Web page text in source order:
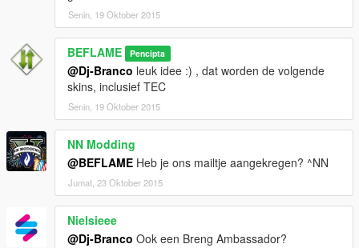
Senin, 19 Oktober 2015
BEFLAME Pencipta
@Dj-Branco leuk idee :) , dat worden de volgende
skins, inclusief TEC
Senin, 19 Oktober 2015
NN Modding
@BEFLAME Heb je ons mailtje aangekregen? ^NN
Jumat, 23 Oktober 2015
Nielsieee
@Dj-Branco Ook een Breng Ambassador?